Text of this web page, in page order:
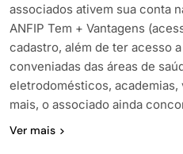
associados ativem sua conta
ANFIP Tem + Vantagens
cadastro, além de ter acesso
conveniadas das áreas de
eletrodomésticos,
mais, o associado ainda
Ver mais